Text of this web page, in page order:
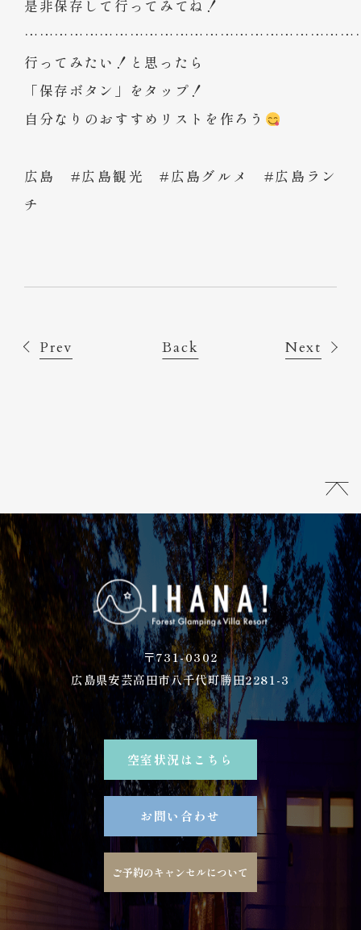
是非保存して行ってみてね！
行ってみたい！と思ったら
「保存ボタン」をタップ！
自分なりのおすすめリストを作ろう
広島 #広島観光 #広島グルメ #広島ラン
チ
Prev Next
Back
〒731-0302
広島県安芸高田市八千代町勝田2281-3
空室状況はこちら
お問い合わせ
ご予約のキャンセルについて